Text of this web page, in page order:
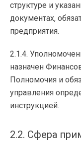
структуре и
документах,
предприятия.
2.1.4.
назначен
Полномочия и
управления
инструкцией.
2.2. Сфера